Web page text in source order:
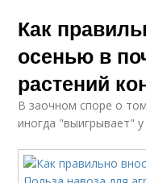
Как
осенью в
растений
В заочном споре о
иногда "выигрывает"